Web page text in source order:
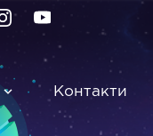
Контакти